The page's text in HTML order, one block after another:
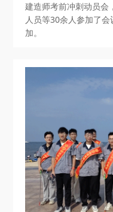
建造师考前冲刺动员会
人员等30余人参加了
加。